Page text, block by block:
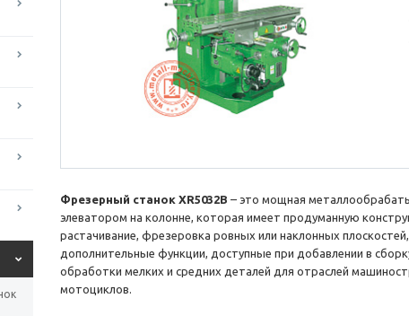
Фрезерный станок XR5032B – это мощная
элеватором на колонне, которая имеет продуманную
растачивание, фрезеровка ровных или наклонных
дополнительные функции, доступные при добавлении в
обработки мелких и средних деталей для отраслей
мотоциклов.